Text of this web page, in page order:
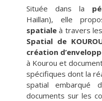
Située dans la
Haillan), elle
spatialeà travers
Spatial de
création
à Kourou et
spécifiques dont la
spatial embarqué
documents sur les